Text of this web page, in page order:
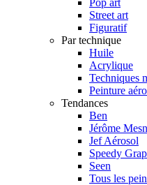
Street art
Figuratif
Par technique
Huile
Acrylique
Techniques
Peinture
Tendances
Ben
Jérôme
Jef Aérosol
Speedy
Seen
Tous les